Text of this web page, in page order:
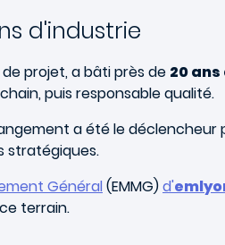
d'industrie
projet, a bâti près de 20
puis responsable qualité.
a été le
stratégiques.
Général (EMMG)d'
terrain.